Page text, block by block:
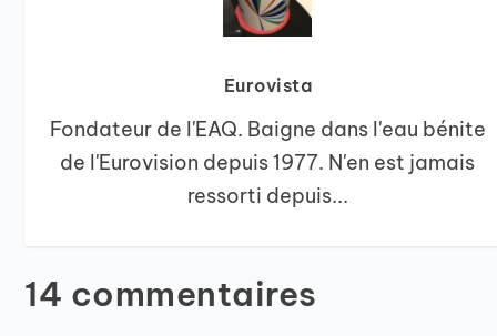
Eurovista
Fondateur de l'EAQ. Baigne dans l'eau bénite
de l'Eurovision depuis 1977. N'en est jamais
ressorti depuis...
14 commentaires